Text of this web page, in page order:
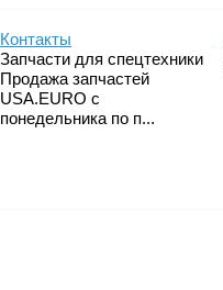
Контакты
Запчасти для спецтехники
Продажа запчастей
USA.EURO с
понедельника по п...